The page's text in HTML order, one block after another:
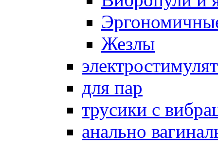
Жезлы
для пар
трусики с
анально